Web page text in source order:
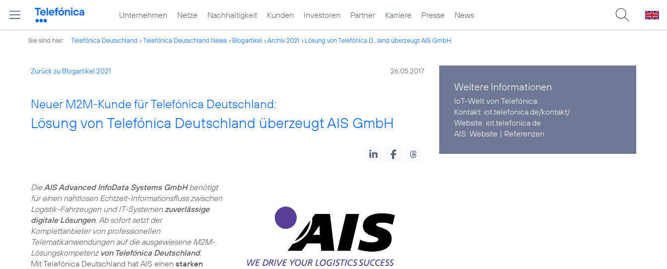
Unternehmen Netze Nachhaltigkeit Kunden Investoren Partner Karriere Presse News
Sie sind hier: Telefónica Deutschland Telefónica Deutschland News Blogartikel Archiv 2021 Lösung von Telefónica D...land überzeugt AIS GmbH
Zurück zu Blogartikel 2021 26.05.2017
Neuer M2M-Kunde für Telefónica Deutschland:
Lösung von Telefónica Deutschland überzeugt AIS GmbH
DieAIS Advanced InfoData Systems GmbHbenötigt
für einen nahtlosen Echtzeit-Informationsfluss zwischen
Logistik-Fahrzeugen und IT-Systemenzuverlässige
digitale Lösungen. Ab sofort setzt der
Komplettanbieter von professionellen
Telematikanwendungen auf die ausgewiesene M2M-
Lösungskompetenz von Telefónica Deutschland.
Mit Telefónica Deutschland hat AIS einen starken
Weitere Informationen
IoT-Welt von Telefónica:
Kontakt: iot.telefonica.de/kontakt/
Website: iot.telefonica.de
AIS:Website | Referenzen